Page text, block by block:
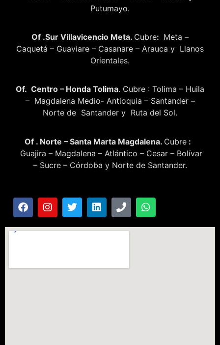
Putumayo.
Of .Sur Villavicencio Meta. Cubre: Meta –
Caquetá – Guaviare – Casanare – Arauca y Llanos
Orientales.
Of. Centro – Honda Tolima. Cubre : Tolima – Huila
– Magdalena Medio- Antioquia – Santander –
Norte de Santander y Ruta del Sol.
Of . Norte – Santa Marta Magdalena. Cubre :
Guajira – Magdalena – Atlántico – Cesar – Bolívar
– Sucre – Córdoba y Norte de Santander.